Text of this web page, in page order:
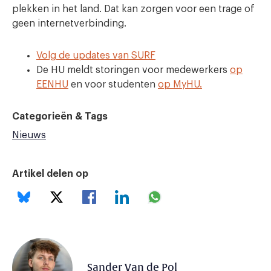
plekken in het land. Dat kan zorgen voor een trage of
geen internetverbinding.
Volg de updates van SURF
De HU meldt storingen voor medewerkers op
EENHU en voor studenten op MyHU.
Categorieën & Tags
Nieuws
Artikel delen op
Sander Van de Pol